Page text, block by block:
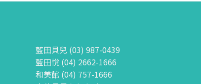
藍田貝兒 (03) 987-0439
藍田悅 (04) 2662-1666
和美館 (04) 757-1666